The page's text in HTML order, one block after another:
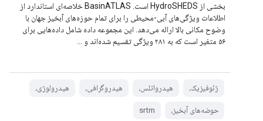
بخشی از HydroSHEDS است. BasinATLAS خلاصه‌ای استاندارد از
اطلاعات ویژگی‌های آبی-محیطی را برای تمام حوزه‌های آبخیز جهان با
وضوح مکانی بالا ارائه می‌دهد. این مجموعه داده شامل داده‌هایی برای
۵۶ متغیر است که به ۲۸۱ ویژگی تقسیم شده‌اند و ...
ژئوفیزیک، هیدرواتلس، هیدروگرافی، هیدرولوژی،
حوضه‌های آبخیز، srtm